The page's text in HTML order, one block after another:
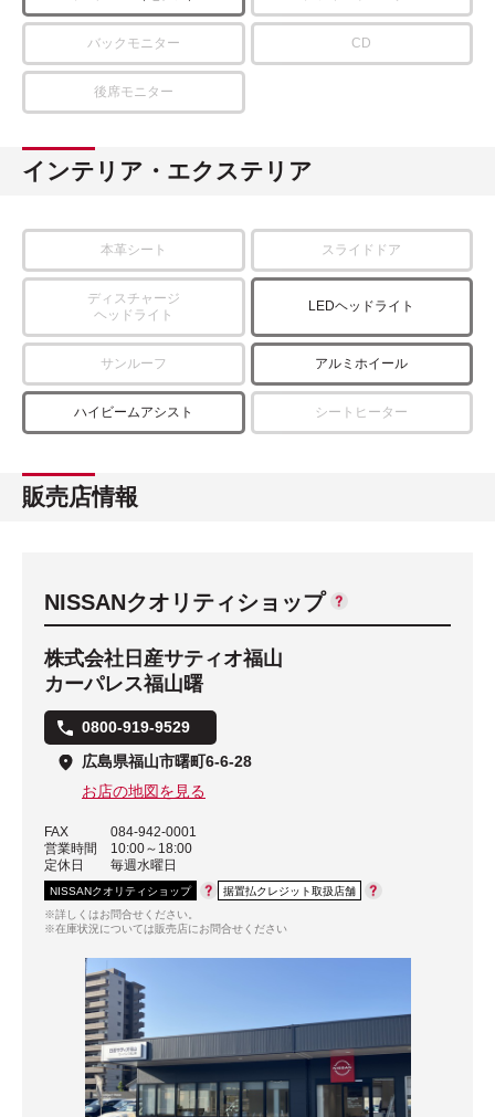
バックモニター CD
後席モニター
インテリア・エクステリア
本革シート スライドドア
ディスチャージ
ヘッドライト
LEDヘッドライト
サンルーフ アルミホイール
ハイビームアシスト シートヒーター
販売店情報
NISSANクオリティショップ
株式会社日産サティオ福山
カーパレス福山曙
0800-919-9529
広島県福山市曙町6-6-28
お店の地図を見る
FAX
084-942-0001
営業時間
10:00～18:00
定休日
毎週水曜日
NISSANクオリティショップ
据置払クレジット取扱店舗
※詳しくはお問合せください。
※在庫状況については販売店にお問合せください